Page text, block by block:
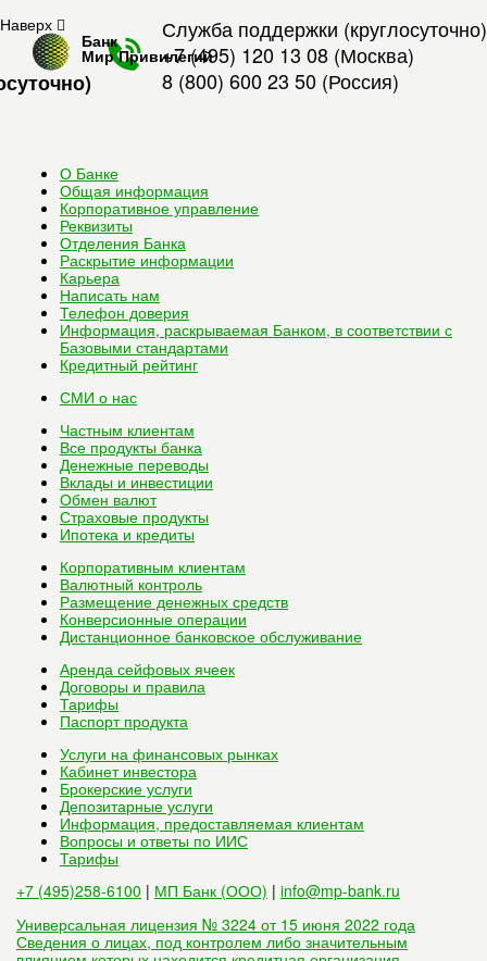
Служба поддержки (круглосуточно)
+7 (495) 120 13 08 (Москва)
8 (800) 600 23 50 (Россия)
Наверх
Банк
Мир Привилегий
О Банке
Общая информация
Корпоративное управление
Реквизиты
Отделения Банка
Раскрытие информации
Карьера
Написать нам
Телефон доверия
Информация, раскрываемая Банком, в соответствии с
Базовыми стандартами
Кредитный рейтинг
СМИ о нас
Частным клиентам
Все продукты банка
Денежные переводы
Вклады и инвестиции
Обмен валют
Страховые продукты
Ипотека и кредиты
Корпоративным клиентам
Валютный контроль
Размещение денежных средств
Конверсионные операции
Дистанционное банковское обслуживание
Аренда сейфовых ячеек
Договоры и правила
Тарифы
Паспорт продукта
Услуги на финансовых рынках
Кабинет инвестора
Брокерские услуги
Депозитарные услуги
Информация, предоставляемая клиентам
Вопросы и ответы по ИИС
Тарифы
+7 (495)258-6100 | МП Банк (ООО) | info@mp-bank.ru
Универсальная лицензия № 3224 от 15 июня 2022 года
Сведения о лицах, под контролем либо значительным